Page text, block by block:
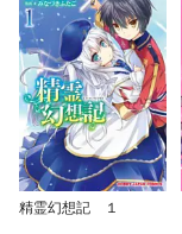
精霊幻想記 １